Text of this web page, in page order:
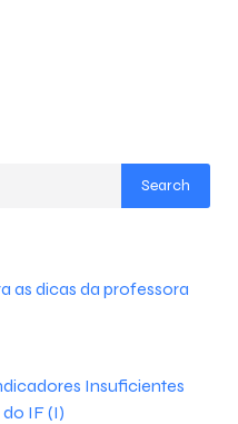
Search
as dicas da professora
Insuficientes
IF (I)